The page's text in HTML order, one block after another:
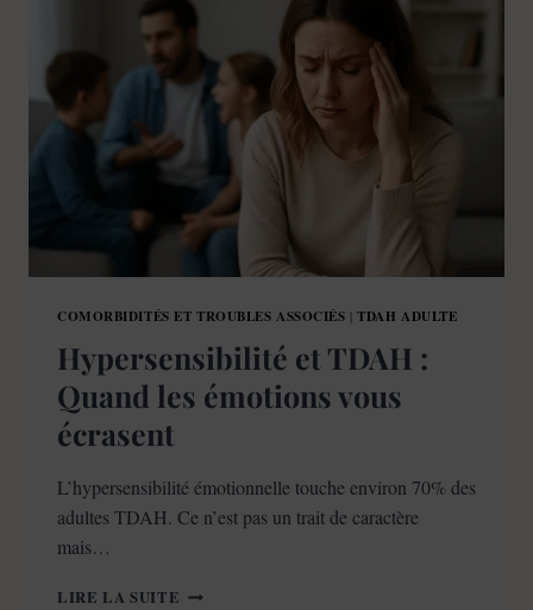
PIÈGE
?
LE
GUIDE
COMPLET
COMORBIDITÉS ET TROUBLES ASSOCIÉS |TDAH ADULTE
Hypersensibilité et TDAH :
Quand les émotions vous
écrasent
L’hypersensibilité émotionnelle touche environ 70% des
adultes TDAH. Ce n’est pas un trait de caractère
mais…
LIRE LA SUITE HYPERSENSIBILITÉ